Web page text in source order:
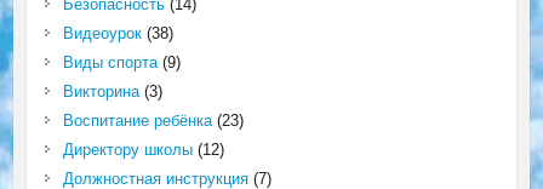
Безопасность(14)
Видеоурок(38)
Виды спорта(9)
Викторина(3)
Воспитание ребёнка(23)
Директору школы(12)
Должностная инструкция(7)